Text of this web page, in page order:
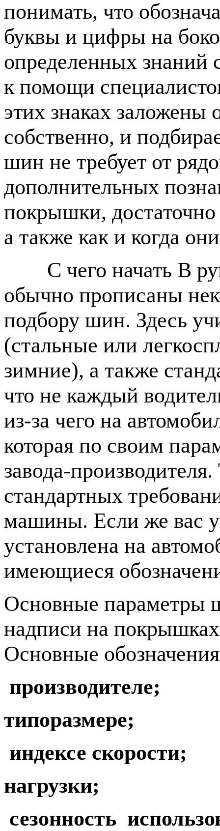
понимать, что
буквы и цифры на
определенных знаний
к помощи
этих знаках
собственно, и
шин не требует от
дополнительных
покрышки,
а также как и когда
С чего начать В
обычно прописаны
подбору шин. Здесь
(стальные или
зимние), а также
что не каждый
из-за чего на
которая по своим
завода-
стандартных
машины. Если же вас
установлена на
имеющиеся
Основные параметры
надписи на
Основные
производителе;
типоразмере;
индексе скорости;
нагрузки;
сезонность